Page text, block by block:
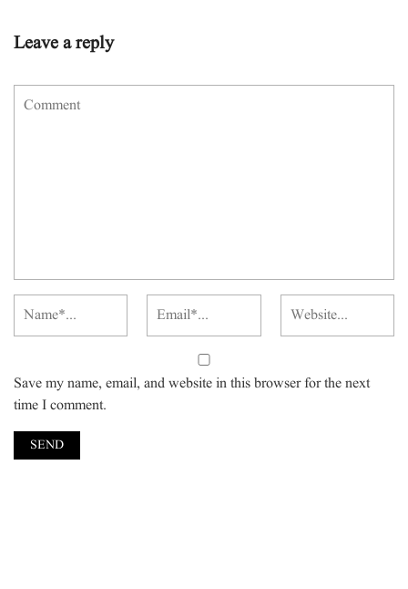
Leave a reply
Save my name, email, and website in this browser for the next
time I comment.